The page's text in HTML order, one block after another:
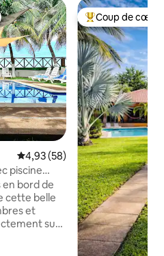
Évaluation moyenne sur la
4,93 (58)
piscine
et
sur
Coups de cœur
Coup de cœur